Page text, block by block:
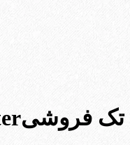
تک فروشیMonster